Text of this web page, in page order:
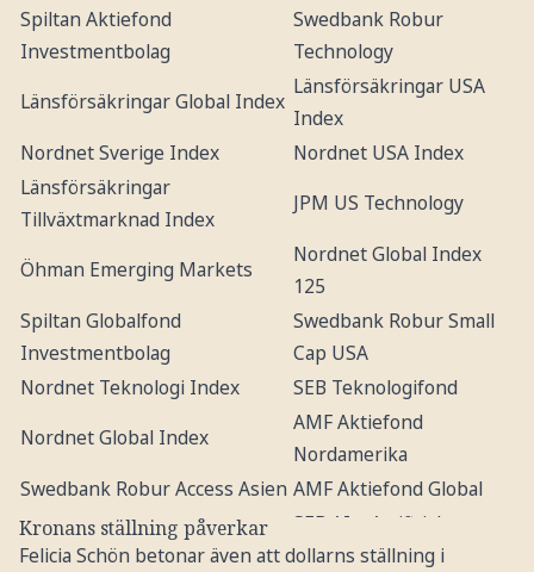
Spiltan Aktiefond
Investmentbolag
Swedbank Robur
Technology
Länsförsäkringar Global Index
Länsförsäkringar USA
Index
Nordnet Sverige Index
Nordnet USA Index
Länsförsäkringar
Tillväxtmarknad Index
JPM US Technology
Öhman Emerging Markets
Nordnet Global Index
125
Spiltan Globalfond
Investmentbolag
Swedbank Robur Small
Cap USA
Nordnet Teknologi Index
SEB Teknologifond
Nordnet Global Index
AMF Aktiefond
Nordamerika
Swedbank Robur Access Asien AMF Aktiefond Global
Spiltan Räntefond Sverige
SEB AI – Artificial
Intelligence
Kronans ställning påverkar
Felicia Schön betonar även att dollarns ställning i